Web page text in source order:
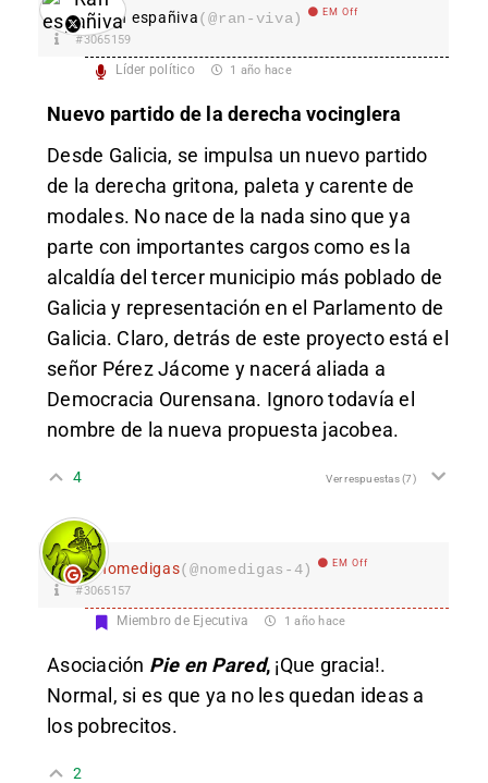
Ran españiva(@ran-viva) EM Off
#3065159
Líder político 1 año hace
Nuevo partido de la derecha vocinglera
Desde Galicia, se impulsa un nuevo partido
de la derecha gritona, paleta y carente de
modales. No nace de la nada sino que ya
parte con importantes cargos como es la
alcaldía del tercer municipio más poblado de
Galicia y representación en el Parlamento de
Galicia. Claro, detrás de este proyecto está el
señor Pérez Jácome y nacerá aliada a
Democracia Ourensana. Ignoro todavía el
nombre de la nueva propuesta jacobea.
4 Ver respuestas(7)
nomedigas(@nomedigas-4) EM Off
#3065157
Miembro de Ejecutiva 1 año hace
Asociación Pie en Pared, ¡Que gracia!.
Normal, si es que ya no les quedan ideas a
los pobrecitos.
2